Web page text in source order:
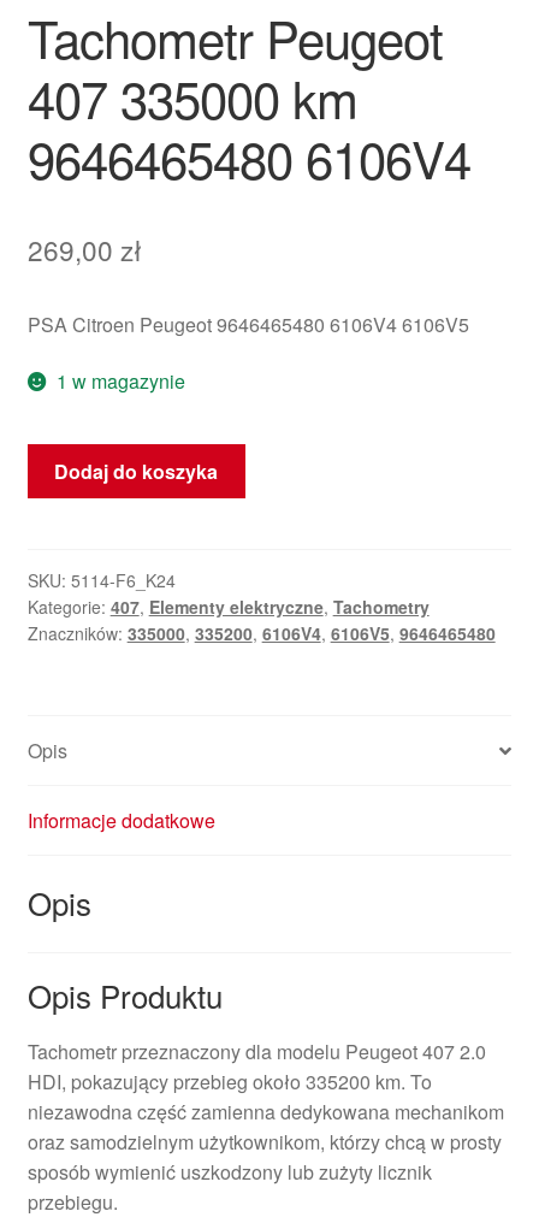
Zamówienia
Zasady i warunki
Tachometr Peugeot
407 335000 km
9646465480 6106V4
269,00 zł
PSA Citroen Peugeot 9646465480 6106V4 6106V5
1 w magazynie
ilość
Tachometr
335000
km
9646465480
Dodaj do koszyka
SKU: 5114-F6_K24
Kategorie: 407, Elementy elektryczne, Tachometry
Znaczników: 335000, 335200, 6106V4, 6106V5, 9646465480
Opis
Informacje dodatkowe
Opis
Opis Produktu
Tachometr przeznaczony dla modelu Peugeot 407 2.0
HDI, pokazujący przebieg około 335200 km. To
niezawodna część zamienna dedykowana mechanikom
oraz samodzielnym użytkownikom, którzy chcą w prosty
sposób wymienić uszkodzony lub zużyty licznik
przebiegu.